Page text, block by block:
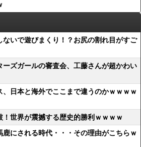
ないで遊びまくり！？お尻の割れ目がすご
ーズガールの審査会、工藤さんが超かわい
、日本と海外でここまで違うのかｗｗｗｗ
！世界が震撼する歴史的勝利ｗｗｗｗ
鹿にされる時代・・・その理由がこちらｗ